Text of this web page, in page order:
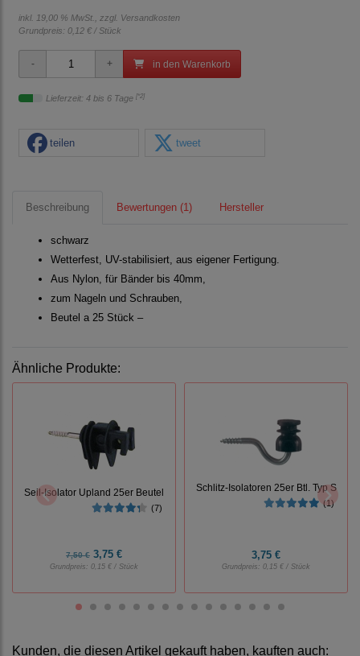
inkl. 19,00 % MwSt., zzgl. Versandkosten
Grundpreis: 0,12 € / Stück
in den Warenkorb
Lieferzeit: 4 bis 6 Tage [*2]
teilen tweet
Beschreibung Bewertungen (1) Hersteller
schwarz
Wetterfest, UV-stabilisiert, aus eigener Fertigung.
Aus Nylon, für Bänder bis 40mm,
zum Nageln und Schrauben,
Beutel a 25 Stück –
Ähnliche Produkte:
Seil-Isolator Upland 25er Beutel
(7)
7,50 € 3,75 €
Grundpreis: 0,15 € / Stück
Schlitz-Isolatoren 25er Btl. Typ S
(1)
3,75 €
Grundpreis: 0,15 € / Stück
Kunden, die diesen Artikel gekauft haben, kauften auch: